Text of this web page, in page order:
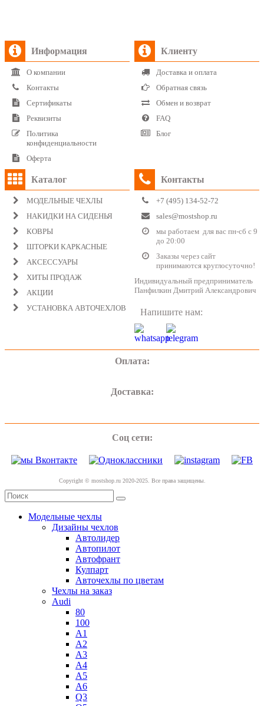
Информация
О компании
Контакты
Сертификаты
Реквизиты
Политика
конфиденциальности
Оферта
Клиенту
Доставка и оплата
Обратная связь
Обмен и возврат
FAQ
Блог
Каталог
МОДЕЛЬНЫЕ ЧЕХЛЫ
НАКИДКИ НА СИДЕНЬЯ
КОВРЫ
ШТОРКИ КАРКАСНЫЕ
АКСЕССУАРЫ
ХИТЫ ПРОДАЖ
АКЦИИ
УСТАНОВКА АВТОЧЕХЛОВ
Контакты
+7 (495) 134-52-72
sales@mostshop.ru
мы работаем для вас пн-сб с 9
до 20:00
Заказы через сайт
принимаются круглосуточно!
Индивидуальный предприниматель
Панфилкин Дмитрий Александрович
Напишите нам:
Оплата:
Доставка:
Соц сети:
Copyright © mostshop.ru 2020-2025. Все права защищены.
Модельные чехлы
Дизайны чехлов
Автолидер
Автопилот
Автофрант
Кулпарт
Авточехлы по цветам
Чехлы на заказ
Audi
80
100
A1
A2
A3
A4
A5
A6
Q3